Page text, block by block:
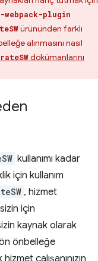
webpack-plugin
ürününden farklı
alınmasını nasıl
dokümanlarını
kullanımı kadar
için kullanım
, hizmet
için
kaynak olarak
ön önbelleğe
çalışanınızın